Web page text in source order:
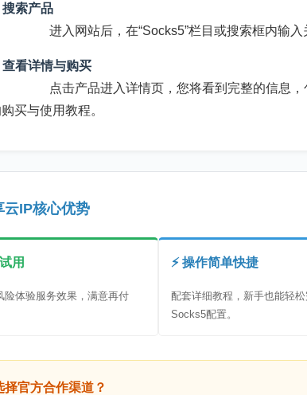
搜索产品
入网站后，在“Socks5”栏目或搜索框内输入
查看详情与购买
击产品进入详情页，您将看到完整的信息，包
买与使用教程。
核心优势
用
险体验服务效果，满意再付
⚡ 操作简单快捷
配套详细教程，新手也能轻
Socks5配置。
官方合作渠道？